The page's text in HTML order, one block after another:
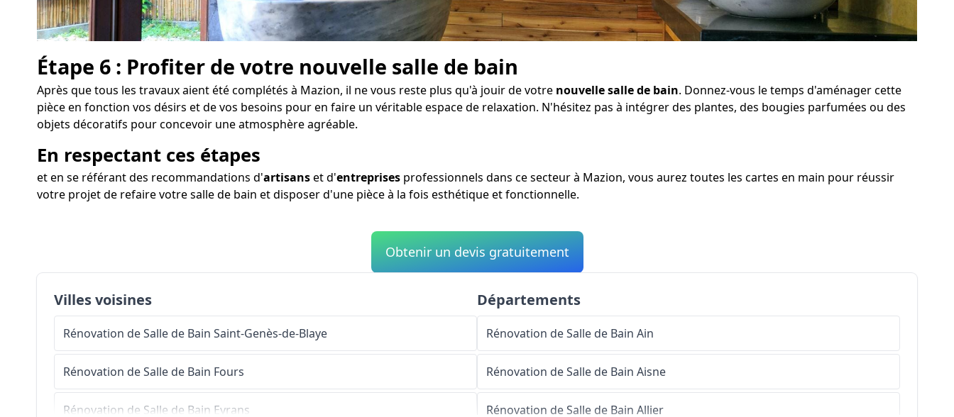
Étape 6 : Profiter de votre nouvelle salle de bain
Après que tous les travaux aient été complétés à Mazion, il ne vous reste plus qu'à jouir de votre nouvelle salle de bain. Donnez-vous le temps d'aménager cette
pièce en fonction vos désirs et de vos besoins pour en faire un véritable espace de relaxation. N'hésitez pas à intégrer des plantes, des bougies parfumées ou des
objets décoratifs pour concevoir une atmosphère agréable.
En respectant ces étapes
et en se référant des recommandations d'artisanset d'entreprises professionnels dans ce secteur à Mazion, vous aurez toutes les cartes en main pour réussir
votre projet de refaire votre salle de bain et disposer d'une pièce à la fois esthétique et fonctionnelle.
Obtenir un devis gratuitement
Villes voisines
Rénovation de Salle de Bain Saint-Genès-de-Blaye
Rénovation de Salle de Bain Fours
Rénovation de Salle de Bain Eyrans
Départements
Rénovation de Salle de Bain Ain
Rénovation de Salle de Bain Aisne
Rénovation de Salle de Bain Allier